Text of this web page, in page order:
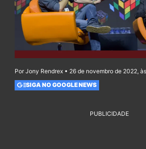
Por Jony Rendrex • 26 de novembro de 2022,
SIGA NO GOOGLE NEWS
PUBLICIDADE